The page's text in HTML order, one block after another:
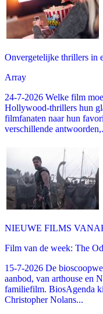
Onvergetelijke thrillers in
Array
24-7-2026 Welke film
Hollywood-thrillers hun
filmfanaten naar hun
verschillende
NIEUWE FILMS
Film van de week: The
15-7-2026 De
aanbod, van arthouse en
familiefilm. BiosAgenda
Christopher Nolans...